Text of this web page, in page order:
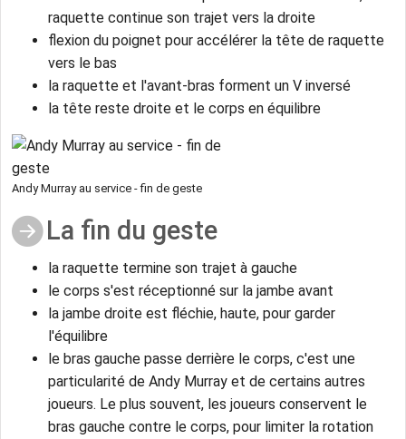
raquette continue son trajet vers la droite
flexion du poignet pour accélérer la tête de raquette
vers le bas
la raquette et l'avant-bras forment un V inversé
la tête reste droite et le corps en équilibre
Andy Murray au service - fin de geste
La fin du geste
la raquette termine son trajet à gauche
le corps s'est réceptionné sur la jambe avant
la jambe droite est fléchie, haute, pour garder
l'équilibre
le bras gauche passe derrière le corps, c'est une
particularité de Andy Murray et de certains autres
joueurs. Le plus souvent, les joueurs conservent le
bras gauche contre le corps, pour limiter la rotation